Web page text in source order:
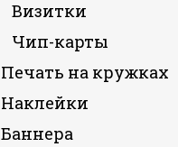
Визитки
Чип-карты
Печать на кружках
Наклейки
Баннера